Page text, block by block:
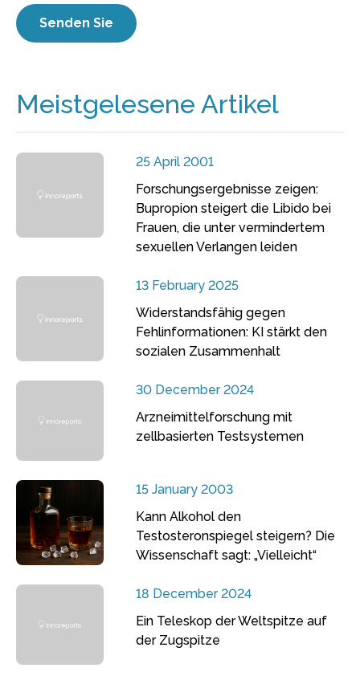
Meistgelesene Artikel
25 April 2001
Forschungsergebnisse zeigen:
Bupropion steigert die Libido bei
Frauen, die unter vermindertem
sexuellen Verlangen leiden
13 February 2025
Widerstandsfähig gegen
Fehlinformationen: KI stärkt den
sozialen Zusammenhalt
30 December 2024
Arzneimittelforschung mit
zellbasierten Testsystemen
15 January 2003
Kann Alkohol den
Testosteronspiegel steigern? Die
Wissenschaft sagt: „Vielleicht“
18 December 2024
Ein Teleskop der Weltspitze auf
der Zugspitze